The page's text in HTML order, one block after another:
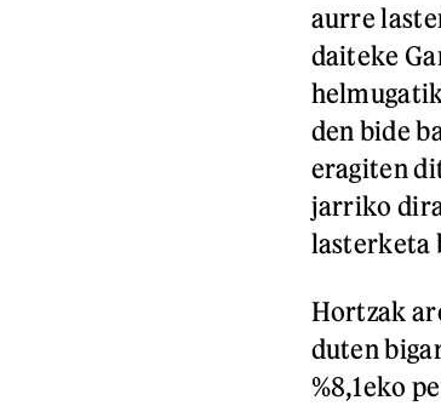
aurre
daiteke
den bide
eragiten
jarriko
lasterketa
Hortzak
duten
%8,1eko